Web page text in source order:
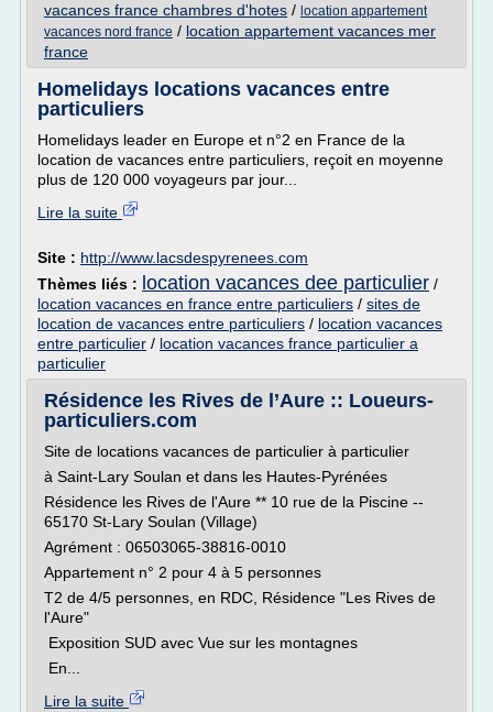
vacances france chambres d'hotes / location appartement
vacances nord france / location appartement vacances mer
france
Homelidays locations vacances entre
particuliers
Homelidays leader en Europe et n°2 en France de la
location de vacances entre particuliers, reçoit en moyenne
plus de 120 000 voyageurs par jour...
Lire la suite
Site : http://www.lacsdespyrenees.com
Thèmes liés : location vacances dee particulier /
location vacances en france entre particuliers / sites de
location de vacances entre particuliers / location vacances
entre particulier / location vacances france particulier a
particulier
Résidence les Rives de l’Aure :: Loueurs-
particuliers.com
Site de locations vacances de particulier à particulier
à Saint-Lary Soulan et dans les Hautes-Pyrénées
Résidence les Rives de l'Aure ** 10 rue de la Piscine --
65170 St-Lary Soulan (Village)
Agrément : 06503065-38816-0010
Appartement n° 2 pour 4 à 5 personnes
T2 de 4/5 personnes, en RDC, Résidence "Les Rives de
l'Aure"
Exposition SUD avec Vue sur les montagnes
En...
Lire la suite